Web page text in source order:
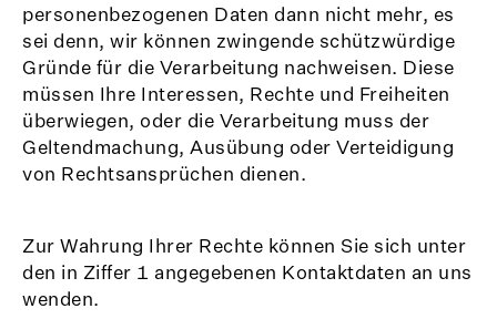
personenbezogenen Daten dann nicht mehr, es
sei denn, wir können zwingende schützwürdige
Gründe für die Verarbeitung nachweisen. Diese
müssen Ihre Interessen, Rechte und Freiheiten
überwiegen, oder die Verarbeitung muss der
Geltendmachung, Ausübung oder Verteidigung
von Rechtsansprüchen dienen.
Zur Wahrung Ihrer Rechte können Sie sich unter
den in Ziffer 1 angegebenen Kontaktdaten an uns
wenden.